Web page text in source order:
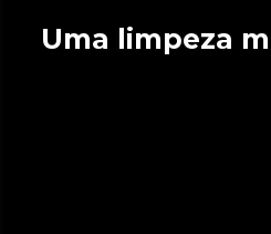
Uma limpeza